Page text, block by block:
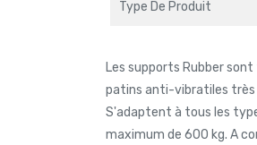
Type De Produit
Les supports Rubber
patins anti-vibratiles très
S'adaptent à tous les
maximum de 600 kg. A